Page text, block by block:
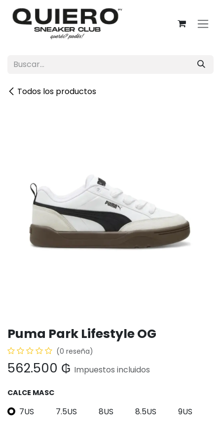
Ir al contenido
Todos los productos
Puma Park Lifestyle OG
(0 reseña)
562.500 ₲ Impuestos incluidos
CALCE MASC
7US 7.5US 8US 8.5US 9US